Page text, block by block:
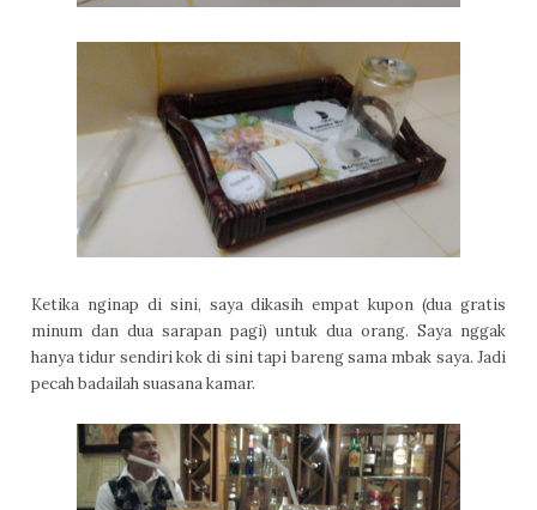
Ketika nginap di sini, saya dikasih empat kupon (dua gratis
minum dan dua sarapan pagi) untuk dua orang. Saya nggak
hanya tidur sendiri kok di sini tapi bareng sama mbak saya. Jadi
pecah badailah suasana kamar.